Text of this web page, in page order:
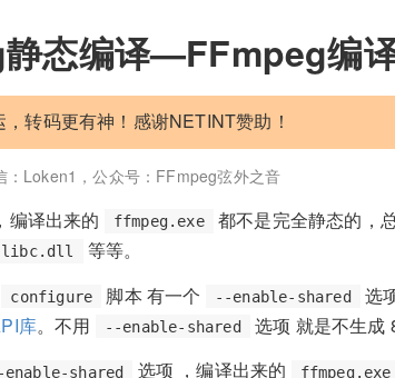
态编译—FFmpeg编
，转码更有神！感谢NETINT赞助！
：Loken1，公众号：FFmpeg弦外之音
编译出来的 ffmpeg.exe 都不是完全静态的，
libc.dll
等等。
configure 脚本 有一个 --enable-shared
选
库。不用 --enable-shared 选项 就是不生成
shared 选项 ，编译出来的 ffmpeg.exe